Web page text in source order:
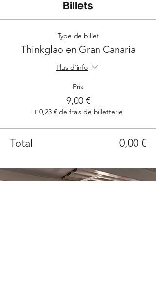
Billets
Type de billet
Thinkglao en Gran Canaria
Plus d'info
Prix
9,00 €
+ 0,23 € de frais de billetterie
Total 0,00 €